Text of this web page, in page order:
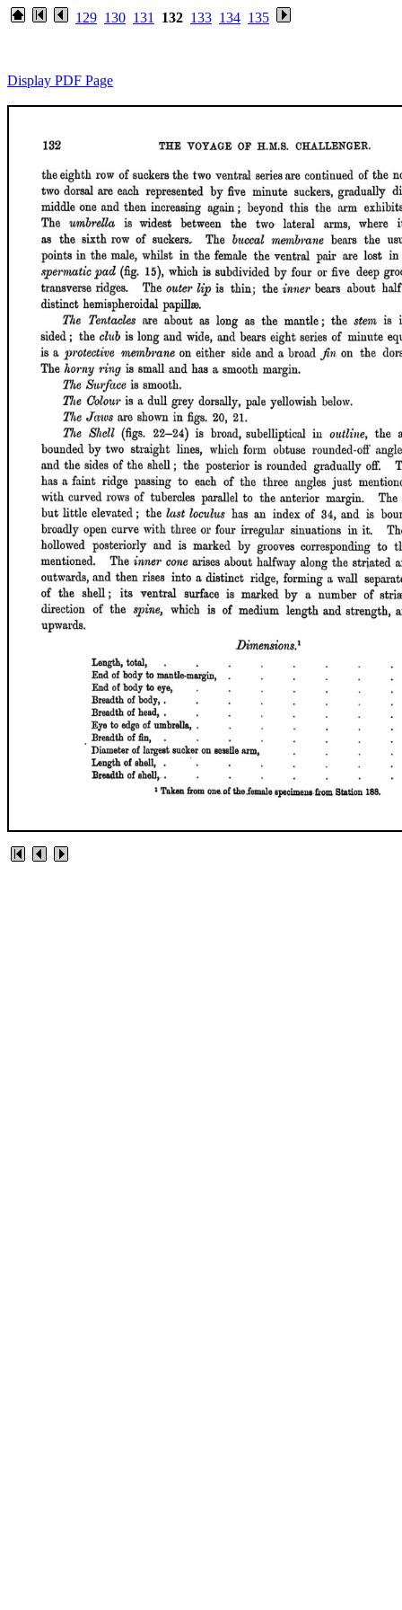
129 130 131 132 133 134 135
Display PDF Page